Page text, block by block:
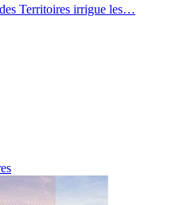
Territoires irrigue les…